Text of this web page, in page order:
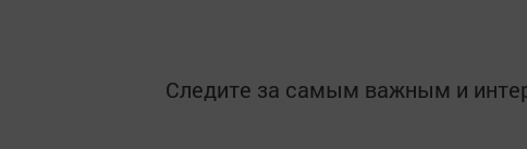
Следите за самым важным и